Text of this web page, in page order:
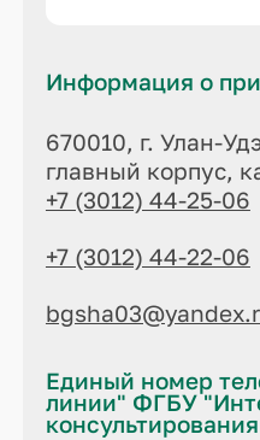
Информация о
670010, г. Улан-
главный корпус,
+7 (3012) 44-25-06
+7 (3012) 44-22-06
Единый номер
линии" ФГБУ